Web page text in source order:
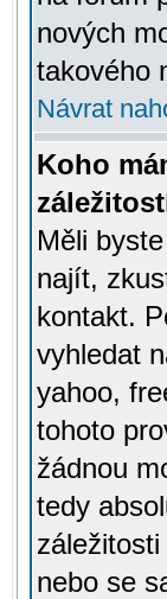
nových
takového
Návrat
Koho
Měli
najít,
kontakt.
vyhledat
yahoo,
tohoto
žádnou
tedy
nebo se